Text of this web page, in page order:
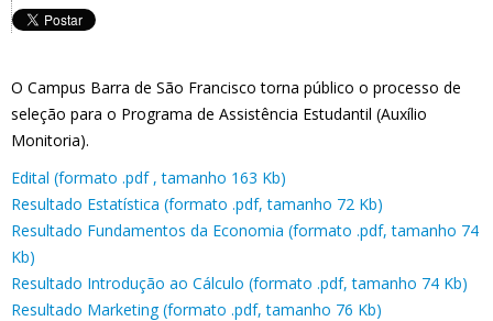
O Campus Barra de São Francisco torna público o processo de
seleção para o Programa de Assistência Estudantil (Auxílio
Monitoria).
Edital (formato .pdf , tamanho 163 Kb)
Resultado Estatística (formato .pdf, tamanho 72 Kb)
Resultado Fundamentos da Economia (formato .pdf, tamanho 74
Kb)
Resultado Introdução ao Cálculo (formato .pdf, tamanho 74 Kb)
Resultado Marketing (formato .pdf, tamanho 76 Kb)